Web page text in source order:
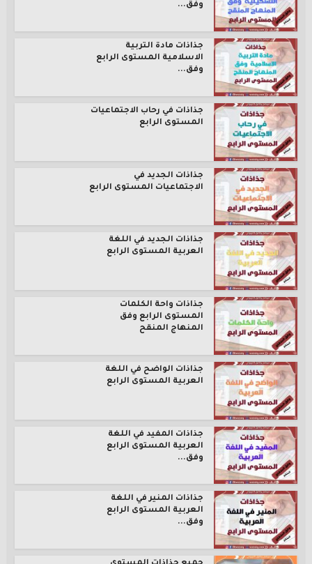
وفق...
جذاذات مادة التربية
الاسلامية المستوى الرابع
وفق...
جذاذات في رحاب الاجتماعيات
المستوى الرابع
جذاذات الجديد في
الاجتماعيات المستوى الرابع
جذاذات الجديد في اللغة
العربية المستوى الرابع
جذاذات واحة الكلمات
المستوى الرابع وفق
المنهاج المنقح
جذاذات الواضح في اللغة
العربية المستوى الرابع
جذاذات المفيد في اللغة
العربية المستوى الرابع
وفق...
جذاذات المنير في اللغة
العربية المستوى الرابع
وفق...